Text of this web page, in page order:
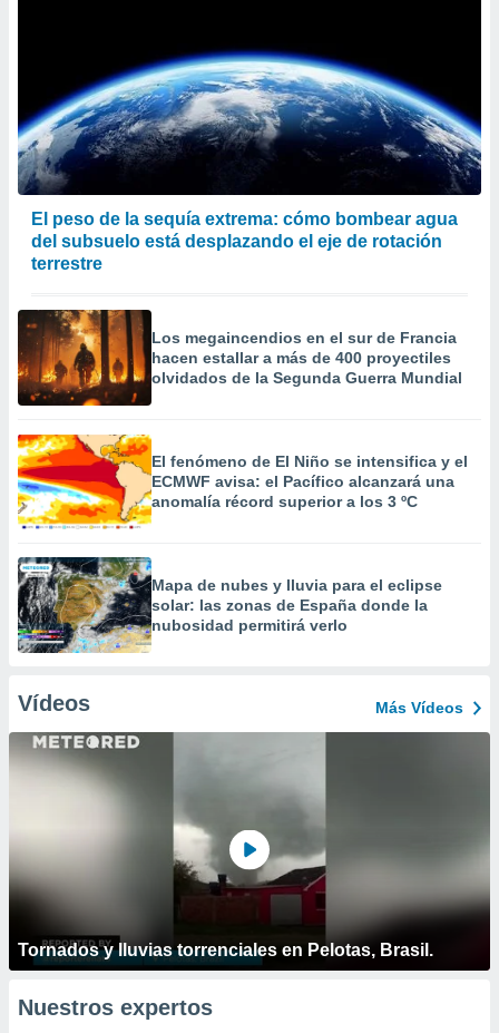
El peso de la sequía extrema: cómo bombear agua
del subsuelo está desplazando el eje de rotación
terrestre
Los megaincendios en el sur de Francia
hacen estallar a más de 400 proyectiles
olvidados de la Segunda Guerra Mundial
El fenómeno de El Niño se intensifica y el
ECMWF avisa: el Pacífico alcanzará una
anomalía récord superior a los 3 ºC
Mapa de nubes y lluvia para el eclipse
solar: las zonas de España donde la
nubosidad permitirá verlo
Vídeos Más Vídeos
Tornados y lluvias torrenciales en Pelotas, Brasil.
Nuestros expertos